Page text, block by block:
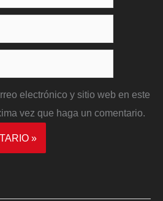
electrónico y sitio web en este
vez que haga un comentario.